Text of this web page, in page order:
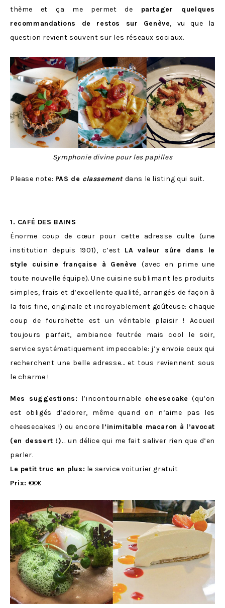
thème et ça me permet de partager quelques
recommandations de restos sur Genève, vu que la
question revient souvent sur les réseaux sociaux.
Symphonie divine pour les papilles
Please note: PAS de classement dans le listing qui suit.
1. CAFÉ DES BAINS
Énorme coup de cœur pour cette adresse culte (une
institution depuis 1901), c’est LA valeur sûre dans le
style cuisine française à Genève (avec en prime une
toute nouvelle équipe). Une cuisine sublimant les produits
simples, frais et d’excellente qualité, arrangés de façon à
la fois fine, originale et incroyablement goûteuse: chaque
coup de fourchette est un véritable plaisir ! Accueil
toujours parfait, ambiance feutrée mais cool le soir,
service systématiquement impeccable: j’y envoie ceux qui
recherchent une belle adresse… et tous reviennent sous
le charme !
Mes suggestions: l’incontournable cheesecake (qu’on
est obligés d’adorer, même quand on n’aime pas les
cheesecakes !) ou encore l’inimitable macaron à l’avocat
(en dessert !)… un délice qui me fait saliver rien que d’en
parler.
Le petit truc en plus: le service voiturier gratuit
Prix: €€€